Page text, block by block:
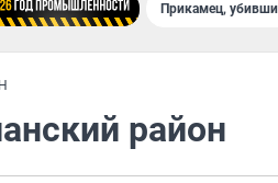
Прикамец,
район